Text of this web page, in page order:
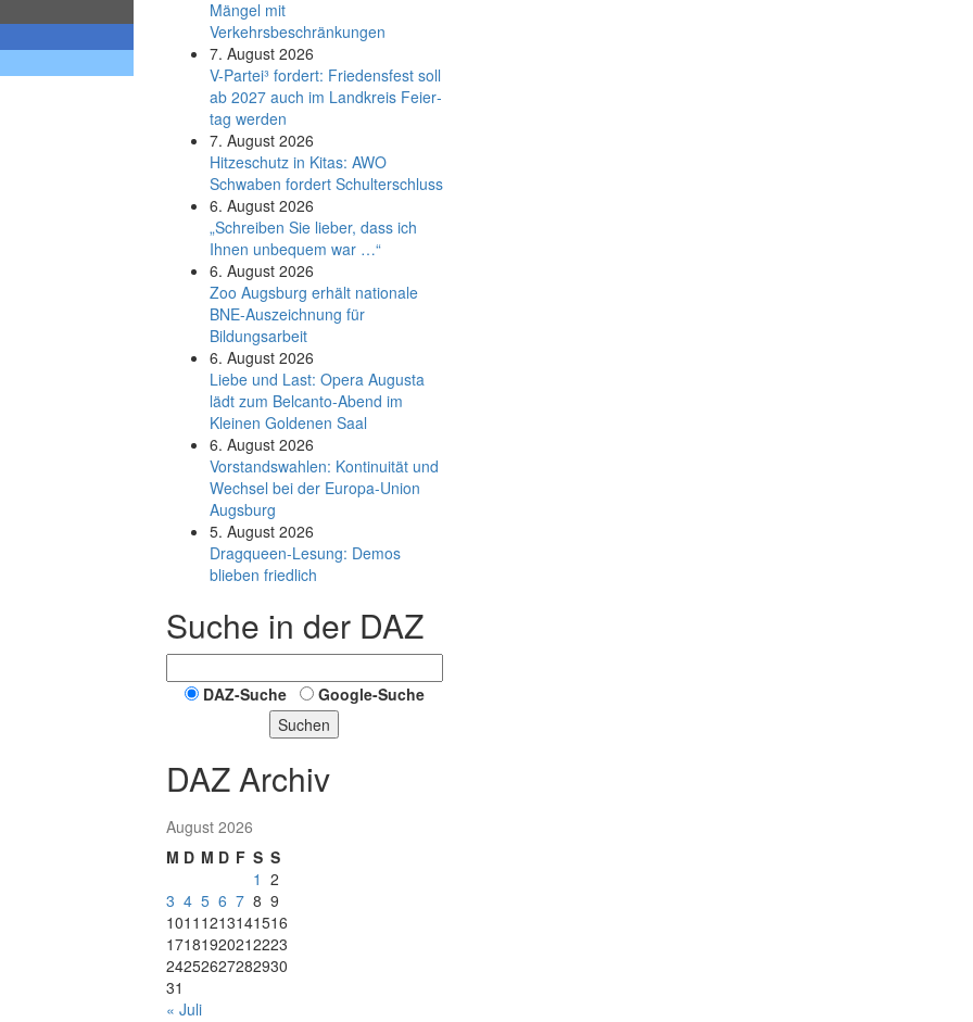
Mängel mit
Verkehrsbeschränkungen
7. August 2026
V-Partei­³ fordert: Friedens­fest soll
ab 2027 auch im Land­kreis Feier­
tag werden
7. August 2026
Hitzeschutz in Kitas: AWO
Schwaben fordert Schulterschluss
6. August 2026
„Schreiben Sie lieber, dass ich
Ihnen unbequem war …“
6. August 2026
Zoo Augsburg erhält nationale
BNE-Auszeichnung für
Bildungsarbeit
6. August 2026
Liebe und Last: Opera Augusta
lädt zum Belcanto-Abend im
Kleinen Goldenen Saal
6. August 2026
Vorstandswahlen: Kontinuität und
Wechsel bei der Europa-Union
Augsburg
5. August 2026
Dragqueen-Lesung: Demos
blieben friedlich
Suche in der DAZ
DAZ-Suche
Google-Suche
Suchen
DAZ Archiv
August 2026
M D M D F S S
1 2
3 4 5 6 7 8 9
1011 1213141516
17181920212223
24252627282930
31
« Juli